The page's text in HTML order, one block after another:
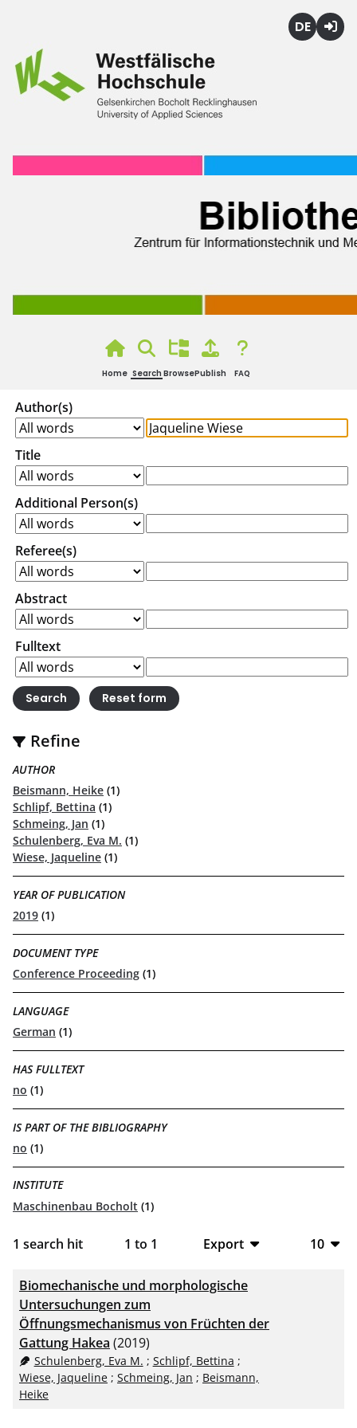
Home Search BrowsePublish FAQ
Author(s)
Title
Additional Person(s)
Referee(s)
Abstract
Fulltext
Refine
AUTHOR
Beismann, Heike (1)
Schlipf, Bettina (1)
Schmeing, Jan (1)
Schulenberg, Eva M. (1)
Wiese, Jaqueline (1)
YEAR OF PUBLICATION
2019 (1)
DOCUMENT TYPE
Conference Proceeding (1)
LANGUAGE
German (1)
HAS FULLTEXT
no (1)
IS PART OF THE BIBLIOGRAPHY
no (1)
INSTITUTE
Maschinenbau Bocholt (1)
1 search hit 1 to 1
Export
RIS
XML
10
Biomechanische und morphologische
Untersuchungen zum
Öffnungsmechanismus von Früchten der
Gattung Hakea (2019)
Schulenberg, Eva M. ; Schlipf, Bettina ;
Wiese, Jaqueline ; Schmeing, Jan ; Beismann,
Heike